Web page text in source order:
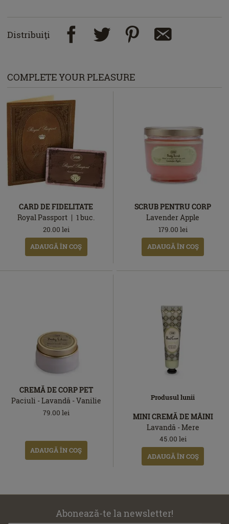
Distribuiţi
COMPLETE YOUR PLEASURE
CARD DE FIDELITATE
Royal Passport
1buc.
20.00 lei
ADAUGĂ ÎN COŞ
SCRUB PENTRU CORP
Lavender Apple
179.00 lei
ADAUGĂ ÎN COŞ
CREMĂ DE CORP PET
Paciuli - Lavandă - Vanilie
79.00 lei
ADAUGĂ ÎN COŞ
Produsul lunii
MINI CREMĂ DE MÂINI
Lavandă - Mere
45.00 lei
ADAUGĂ ÎN COŞ
Abonează-te la newsletter!